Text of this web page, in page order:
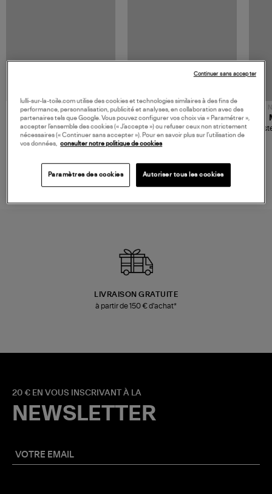
480,00 €
JEROME DREYFUSS
Sac Bobi S Cuir Lamé
Champagne
NOUVELLE COLLECTION
189,00 €
TORAL
Mocassins Killian Sport
Mousse
LIVRAISON GRATUITE
à partir de 150 € d'achat*
20 € EN VOUS INSCRIVANT À LA
NEWSLETTER
lulli-sur-la-toile.com utilise des cookies et technologies similaires à des fins de
performance, personnalisation, publicité et analyses, en collaboration avec des
partenaires tels que Google. Vous pouvez configurer vos choix via « Paramétrer »,
accepter l’ensemble des cookies (« J’accepte ») ou refuser ceux non strictement
nécessaires (« Continuer sans accepter »). Pour en savoir plus sur l’utilisation de
vos données, consulter notre politique de cookies
Paramètres des cookies Autoriser tous les cookies
Continuer sans accepter